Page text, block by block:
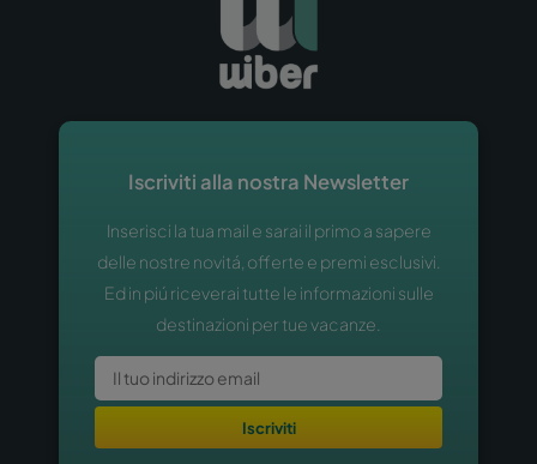
Iscriviti alla nostra Newsletter
Inserisci la tua mail e sarai il primo a sapere
delle nostre novitá, offerte e premi esclusivi.
Ed in piú riceverai tutte le informazioni sulle
destinazioni per tue vacanze.
Iscriviti